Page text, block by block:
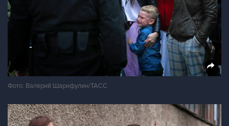
Фото: Валерий Шарифулин/ТАСС